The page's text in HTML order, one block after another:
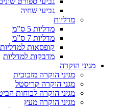
גביעי שחיה
מדליות
מדליות 5 ס”מ
מדליות 7 ס”מ
קופסאות למדליות
מדבקות למדליות
מגיני הוקרה
מגיני הוקרה מזכוכית
מגני הוקרה קריסטל
מגיני הוקרה לכוחות
מגיני הוקרה מעץ